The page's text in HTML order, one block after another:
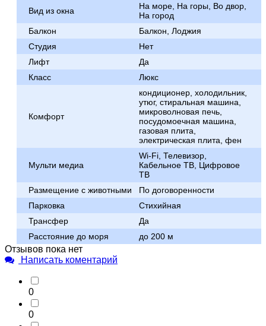
Вид из окна
На море, На горы, Во двор,
На город
Балкон
Балкон, Лоджия
Студия
Нет
Лифт
Да
Класс
Люкс
Комфорт
кондиционер, холодильник,
утюг, стиральная машина,
микроволновая печь,
посудомоечная машина,
газовая плита,
электрическая плита, фен
Мульти медиа
Wi-Fi, Телевизор,
Кабельное ТВ, Цифровое
ТВ
Размещение с животными
По договоренности
Парковка
Стихийная
Трансфер
Да
Расстояние до моря
до 200 м
Отзывов пока нет
Написать коментарий
0
0